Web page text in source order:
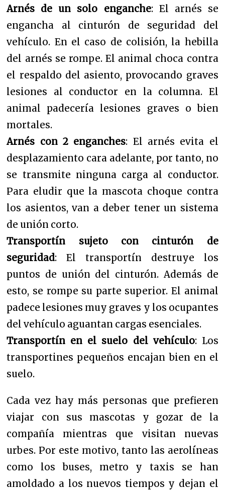
Arnés de un solo enganche: El arnés se
engancha al cinturón de seguridad del
vehículo. En el caso de colisión, la hebilla
del arnés se rompe. El animal choca contra
el respaldo del asiento, provocando graves
lesiones al conductor en la columna. El
animal padecería lesiones graves o bien
mortales.
Arnés con 2 enganches: El arnés evita el
desplazamiento cara adelante, por tanto, no
se transmite ninguna carga al conductor.
Para eludir que la mascota choque contra
los asientos, van a deber tener un sistema
de unión corto.
Transportín sujeto con cinturón de
seguridad: El transportín destruye los
puntos de unión del cinturón. Además de
esto, se rompe su parte superior. El animal
padece lesiones muy graves y los ocupantes
del vehículo aguantan cargas esenciales.
Transportín en el suelo del vehículo: Los
transportines pequeños encajan bien en el
suelo.
Cada vez hay más personas que prefieren
viajar con sus mascotas y gozar de la
compañía mientras que visitan nuevas
urbes. Por este motivo, tanto las aerolíneas
como los buses, metro y taxis se han
amoldado a los nuevos tiempos y dejan el